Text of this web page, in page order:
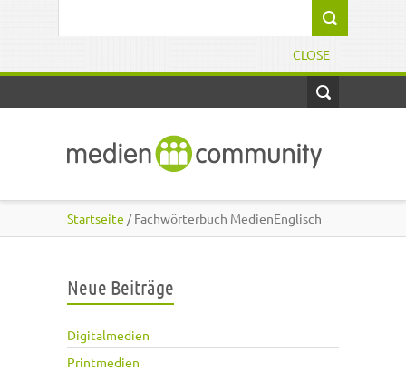
CLOSE
Startseite / Fachwörterbuch MedienEnglisch
Neue Beiträge
Digitalmedien
Printmedien